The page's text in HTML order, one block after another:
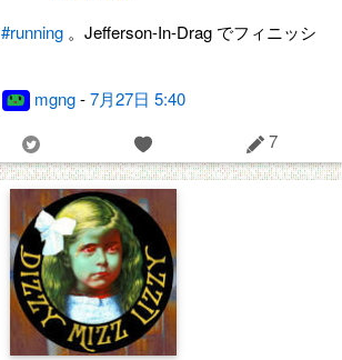
#running 。Jefferson-In-Drag でフィニッシ
mgng-7月27日 5:40
7